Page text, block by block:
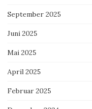
September 2025
Juni 2025
Mai 2025
April 2025
Februar 2025